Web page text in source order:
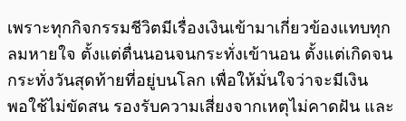
เพราะทุกกิจกรรมชีวิตมีเรื่องเงินเข้ามาเกี่ยวข้องแทบทุก
ลมหายใจ ตั้งแต่ตื่นนอนจนกระทั่งเข้านอน ตั้งแต่เกิดจน
กระทั่งวันสุดท้ายที่อยู่บนโลก เพื่อให้มั่นใจว่าจะมีเงิน
พอใช้ไม่ขัดสน รองรับความเสี่ยงจากเหตุไม่คาดฝัน และ